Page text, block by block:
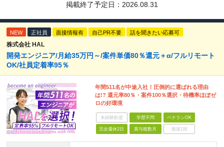
掲載終了予定日： 2026.08.31
NEW 正社員 面接情報有 自己PR不要 話を聞きたい応募可
株式会社 HAL
開発エンジニア/月給35万円～/案件単価80％還元＋α/フルリモート
OK/社員定着率95％
年間511名が中途入社！圧倒的に選ばれる理由
は!? 還元率80％・案件100％選択・待機率ほぼゼ
ロの好環境
未経験歓迎 学歴不問 ベテランOK
完全週休2日 賞与複数月 面接1回